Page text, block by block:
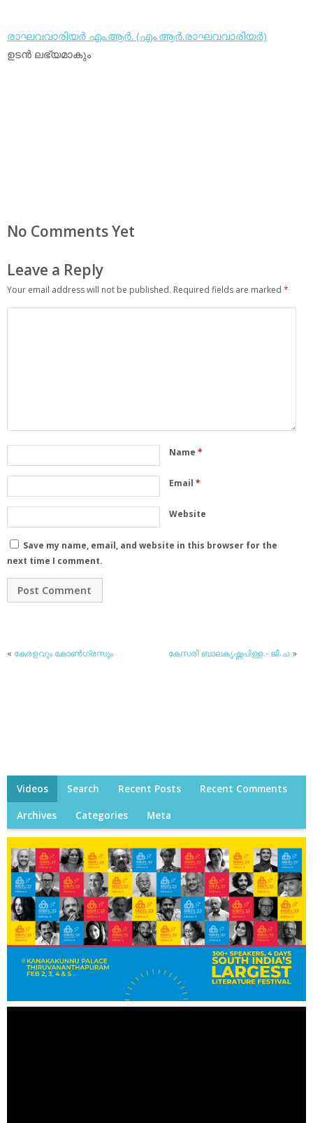
രാഘവവാരിയര്‍ എം.ആര്‍. (എം.ആര്‍.രാഘവവാരിയര്‍)
ഉടന്‍ ലഭ്യമാകും
No Comments Yet
Leave a Reply
Your email address will not be published. Required fields are marked *
Name *
Email *
Website
Save my name, email, and website in this browser for the
next time I comment.
« കേരളവും കോണ്‍ഗ്രസും കേസരി ബാലകൃഷ്ണപിള്ള.- ജീ.ച. »
Videos Search Recent Posts Recent Comments
Archives Categories Meta